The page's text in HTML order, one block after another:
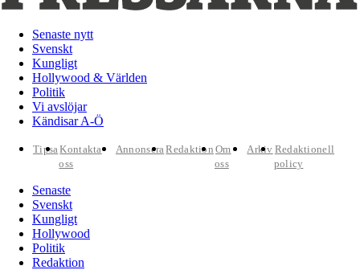
Senaste nytt
Svenskt
Kungligt
Hollywood & Världen
Politik
Vi avslöjar
Kändisar A-Ö
TipsaKontakta
oss
AnnonseraRedaktion Om
oss
Arkiv Redaktionell
policy
Senaste
Svenskt
Kungligt
Hollywood
Politik
Redaktion